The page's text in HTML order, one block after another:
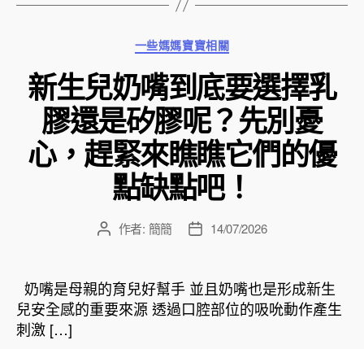
分
類
一些媽媽寶寶相關
新生兒奶嘴到底要選擇乳
膠還是矽膠呢？先別憂
心，趕緊來瞧瞧它們的優
點缺點吧！
文
者
作者: 簡簡
文
佈
日
期
14/07/2026
奶嘴是母親的育兒好幫手 並且奶嘴也是形成新生
兒安全感的重要來源 透過口腔部位的吸吮動作產生
刺激 […]